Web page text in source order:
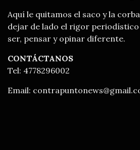
Aquí le quitamos el saco y la
dejar de lado el rigor
ser, pensar y opinar diferente.
CONTÁCTANOS
Tel: 4778296002
Email: